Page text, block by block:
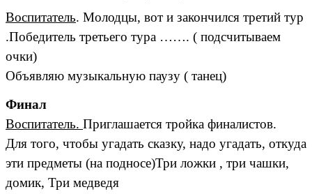
Воспитатель. Молодцы, вот и закончился третий тур
.Победитель третьего тура ……. ( подсчитываем
очки)
Объявляю музыкальную паузу ( танец)
Финал
Воспитатель. Приглашается тройка финалистов.
Для того, чтобы угадать сказку, надо угадать, откуда
эти предметы (на подносе)Три ложки , три чашки,
домик, Три медведя